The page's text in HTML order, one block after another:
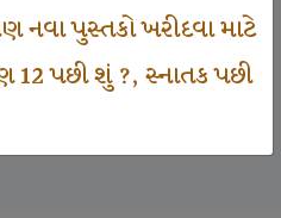
નવા પુસ્તકો ખરીદવા માટે
12 પછી શું ?, સ્નાતક પછી